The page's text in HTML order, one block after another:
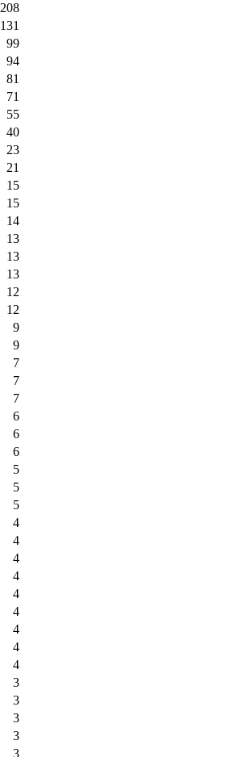
208
131
99
94
81
71
55
40
23
21
15
15
14
13
13
13
12
12
9
9
7
7
7
6
6
6
5
5
5
4
4
4
4
4
4
4
4
4
3
3
3
3
3